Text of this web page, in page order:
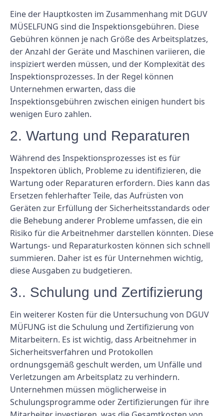
Eine der Hauptkosten im Zusammenhang mit DGUV
MÜSELFUNG sind die Inspektionsgebühren. Diese
Gebühren können je nach Größe des Arbeitsplatzes,
der Anzahl der Geräte und Maschinen variieren, die
inspiziert werden müssen, und der Komplexität des
Inspektionsprozesses. In der Regel können
Unternehmen erwarten, dass die
Inspektionsgebühren zwischen einigen hundert bis
wenigen Euro zahlen.
2. Wartung und Reparaturen
Während des Inspektionsprozesses ist es für
Inspektoren üblich, Probleme zu identifizieren, die
Wartung oder Reparaturen erfordern. Dies kann das
Ersetzen fehlerhafter Teile, das Aufrüsten von
Geräten zur Erfüllung der Sicherheitsstandards oder
die Behebung anderer Probleme umfassen, die ein
Risiko für die Arbeitnehmer darstellen könnten. Diese
Wartungs- und Reparaturkosten können sich schnell
summieren. Daher ist es für Unternehmen wichtig,
diese Ausgaben zu budgetieren.
3.. Schulung und Zertifizierung
Ein weiterer Kosten für die Untersuchung von DGUV
MÜFUNG ist die Schulung und Zertifizierung von
Mitarbeitern. Es ist wichtig, dass Arbeitnehmer in
Sicherheitsverfahren und Protokollen
ordnungsgemäß geschult werden, um Unfälle und
Verletzungen am Arbeitsplatz zu verhindern.
Unternehmen müssen möglicherweise in
Schulungsprogramme oder Zertifizierungen für ihre